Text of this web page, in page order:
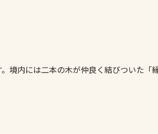
境内には二本の木が仲良く結びついた